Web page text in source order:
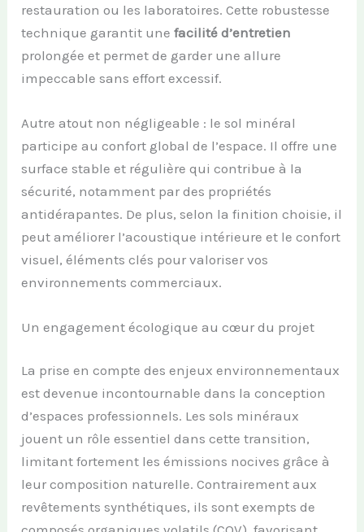
restauration ou les laboratoires. Cette robustesse
technique garantit unefacilité d’entretien
prolongée et permet de garder une allure
impeccable sans effort excessif.
Autre atout non négligeable : le sol minéral
participe au confort global de l’espace. Il offre une
surface stable et régulière qui contribue à la
sécurité, notamment par des propriétés
antidérapantes. De plus, selon la finition choisie, il
peut améliorer l’acoustique intérieure et le confort
visuel, éléments clés pour valoriser vos
environnements commerciaux.
Un engagement écologique au cœur du projet
La prise en compte des enjeux environnementaux
est devenue incontournable dans la conception
d’espaces professionnels. Les sols minéraux
jouent un rôle essentiel dans cette transition,
limitant fortement les émissions nocives grâce à
leur composition naturelle. Contrairement aux
revêtements synthétiques, ils sont exempts de